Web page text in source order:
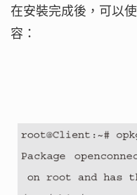
在安裝完成後，可以
容：